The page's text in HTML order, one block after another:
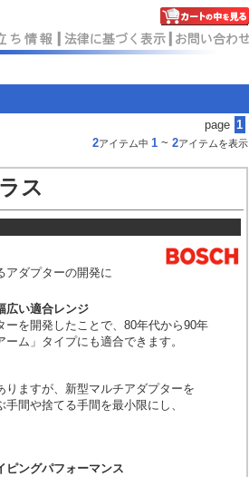
page 1
2アイテム中 1 ~ 2アイテムを表示
ス
アダプターの開発に
広い適合レンジ
を開発したことで、 80年代から90年
ム」タイプにも適合できます。
ますが、新型マルチアダプターを
間や捨てる手間を最小限にし、
ピングパフォーマンス